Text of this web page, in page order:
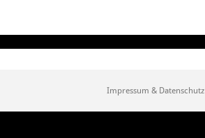
Impressum & Datenschutz